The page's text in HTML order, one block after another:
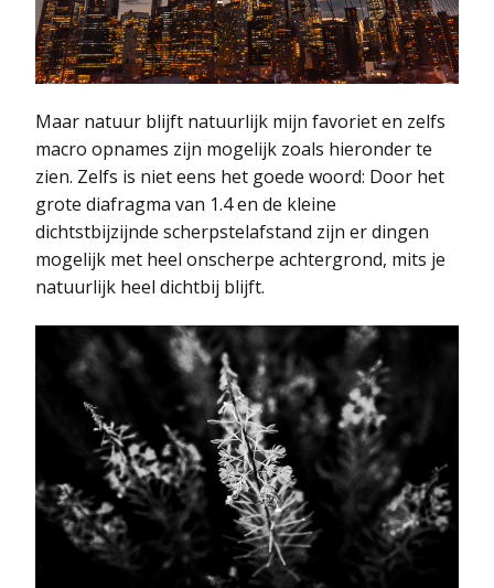
Maar natuur blijft natuurlijk mijn favoriet en zelfs
macro opnames zijn mogelijk zoals hieronder te
zien. Zelfs is niet eens het goede woord: Door het
grote diafragma van 1.4 en de kleine
dichtstbijzijnde scherpstelafstand zijn er dingen
mogelijk met heel onscherpe achtergrond, mits je
natuurlijk heel dichtbij blijft.